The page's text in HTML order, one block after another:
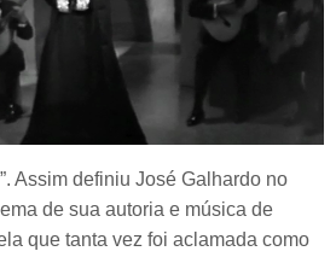
Assim definiu José Galhardo no
de sua autoria e música de
que tanta vez foi aclamada como